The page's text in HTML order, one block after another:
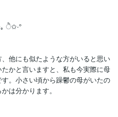
｡ ੈ✩‧°
他にも似たような方がいると思い
かと言いますと、私も今実際に母
。小さい頃から躁鬱の母がいたの
は分かります。